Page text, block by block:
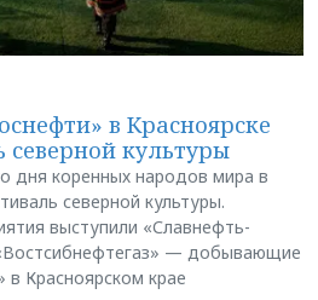
в Красноярске
культуры
дня коренных народов мира в
северной культуры.
выступили «Славнефть-
— добывающие
Красноярском крае